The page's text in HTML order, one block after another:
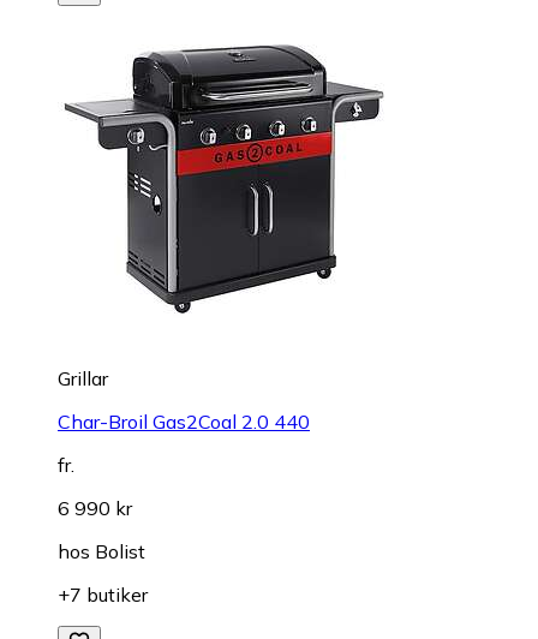
Grillar
Char-Broil Gas2Coal 2.0 440
fr.
6 990 kr
hos Bolist
+7 butiker